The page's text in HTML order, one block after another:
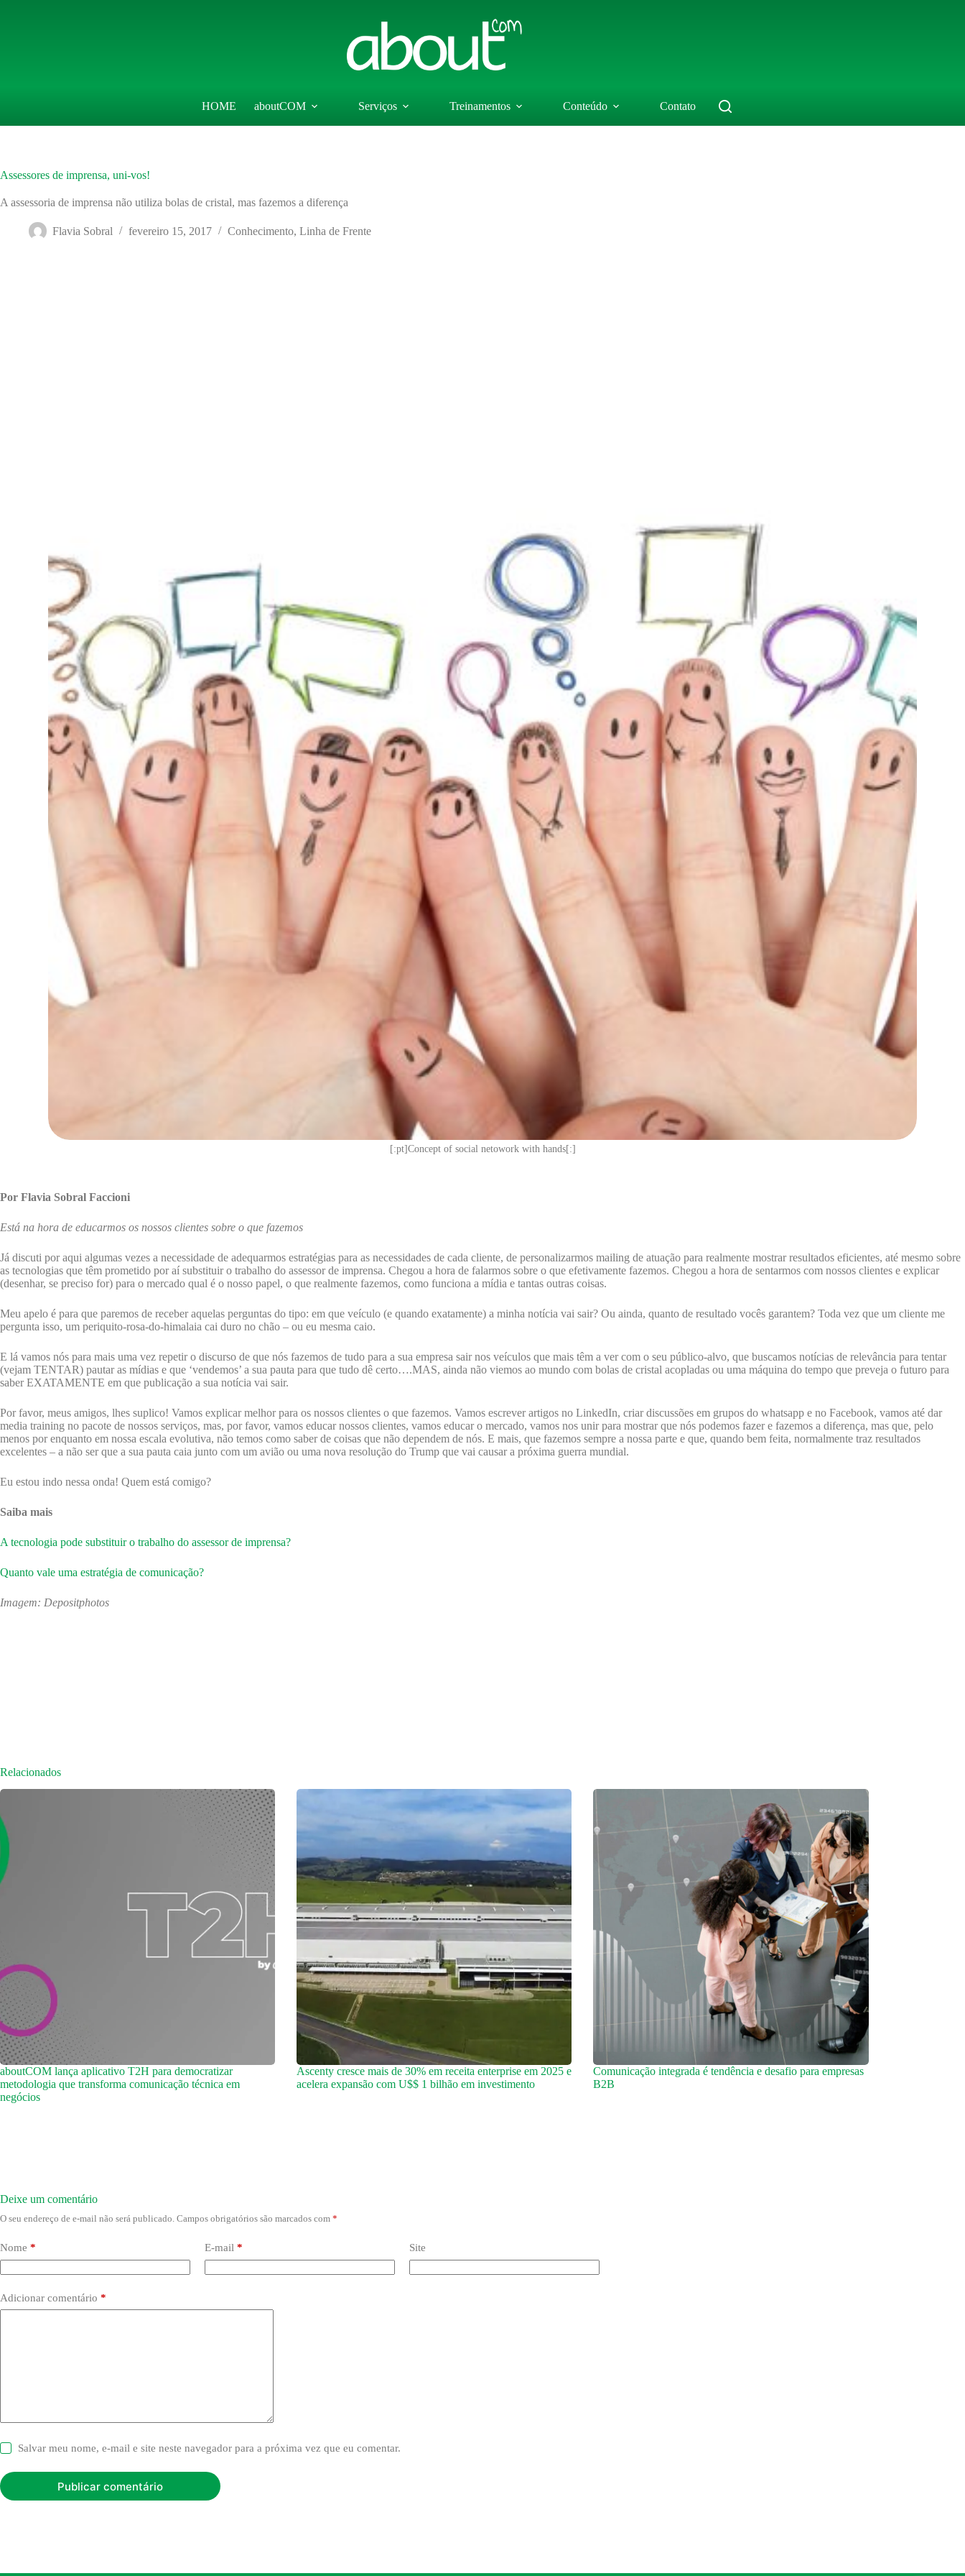
HOME aboutCOM Serviços Treinamentos Conteúdo Contato
Assessores de imprensa, uni-vos!
A assessoria de imprensa não utiliza bolas de cristal, mas fazemos a diferença
Flavia Sobral fevereiro 15, 2017 Conhecimento, Linha de Frente
[:pt]Concept of social netowork with hands[:]
Por Flavia Sobral Faccioni
Está na hora de educarmos os nossos clientes sobre o que fazemos
Já discuti por aqui algumas vezes a necessidade de adequarmos estratégias para as necessidades de cada cliente, de personalizarmos mailing de atuação para realmente mostrar resultados eficientes, até mesmo sobre
as tecnologias que têm prometido por aí substituir o trabalho do assessor de imprensa. Chegou a hora de falarmos sobre o que efetivamente fazemos. Chegou a hora de sentarmos com nossos clientes e explicar
(desenhar, se preciso for) para o mercado qual é o nosso papel, o que realmente fazemos, como funciona a mídia e tantas outras coisas.
Meu apelo é para que paremos de receber aquelas perguntas do tipo: em que veículo (e quando exatamente) a minha notícia vai sair? Ou ainda, quanto de resultado vocês garantem? Toda vez que um cliente me
pergunta isso, um periquito-rosa-do-himalaia cai duro no chão – ou eu mesma caio.
E lá vamos nós para mais uma vez repetir o discurso de que nós fazemos de tudo para a sua empresa sair nos veículos que mais têm a ver com o seu público-alvo, que buscamos notícias de relevância para tentar
(vejam TENTAR) pautar as mídias e que ‘vendemos’ a sua pauta para que tudo dê certo….MAS, ainda não viemos ao mundo com bolas de cristal acopladas ou uma máquina do tempo que preveja o futuro para
saber EXATAMENTE em que publicação a sua notícia vai sair.
Por favor, meus amigos, lhes suplico! Vamos explicar melhor para os nossos clientes o que fazemos. Vamos escrever artigos no LinkedIn, criar discussões em grupos do whatsapp e no Facebook, vamos até dar
media training no pacote de nossos serviços, mas, por favor, vamos educar nossos clientes, vamos educar o mercado, vamos nos unir para mostrar que nós podemos fazer e fazemos a diferença, mas que, pelo
menos por enquanto em nossa escala evolutiva, não temos como saber de coisas que não dependem de nós. E mais, que fazemos sempre a nossa parte e que, quando bem feita, normalmente traz resultados
excelentes – a não ser que a sua pauta caia junto com um avião ou uma nova resolução do Trump que vai causar a próxima guerra mundial.
Eu estou indo nessa onda! Quem está comigo?
Saiba mais
A tecnologia pode substituir o trabalho do assessor de imprensa?
Quanto vale uma estratégia de comunicação?
Imagem: Depositphotos
Relacionados
aboutCOM lança aplicativo T2H para democratizar
metodologia que transforma comunicação técnica em
negócios
Ascenty cresce mais de 30% em receita enterprise em 2025 e
acelera expansão com U$$ 1 bilhão em investimento
Comunicação integrada é tendência e desafio para empresas
B2B
Deixe um comentário
O seu endereço de e-mail não será publicado. Campos obrigatórios são marcados com *
Nome * E-mail * Site
Adicionar comentário *
Salvar meu nome, e-mail e site neste navegador para a próxima vez que eu comentar.
Publicar comentário